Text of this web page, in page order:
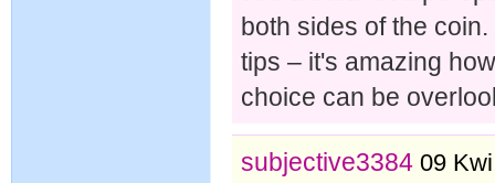
both sides of the
tips – it's amazing
choice can be
subjective3384 09